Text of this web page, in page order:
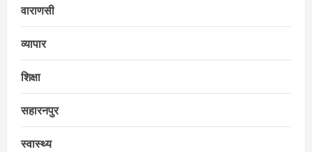
वाराणसी
व्यापार
शिक्षा
सहारनपुर
स्वास्थ्य